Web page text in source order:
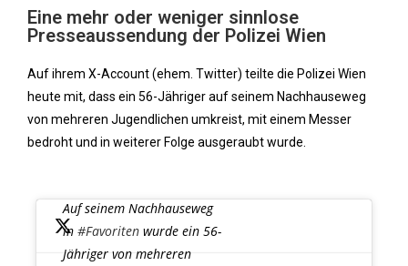
Eine mehr oder weniger sinnlose
Presseaussendung der Polizei Wien
Auf ihrem X-Account (ehem. Twitter) teilte die Polizei Wien
heute mit, dass ein 56-Jähriger auf seinem Nachhauseweg
von mehreren Jugendlichen umkreist, mit einem Messer
bedroht und in weiterer Folge ausgeraubt wurde.
Auf seinem Nachhauseweg
in #Favoritenwurde ein 56-
Jähriger von mehreren